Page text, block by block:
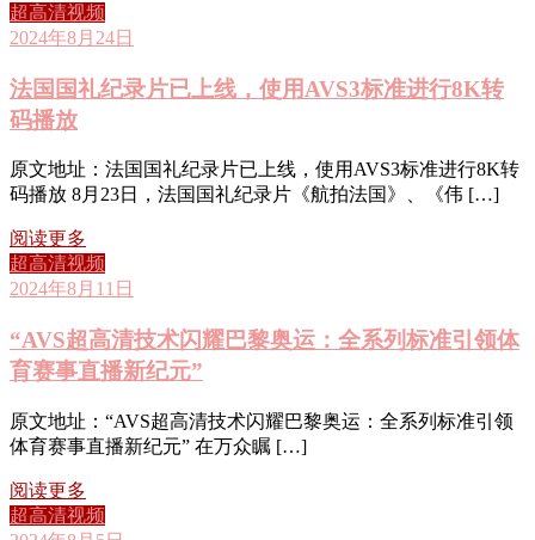
超高清视频
2024年8月24日
法国国礼纪录片已上线，使用AVS3标准进行8K转
码播放
原文地址：法国国礼纪录片已上线，使用AVS3标准进行8K转
码播放 8月23日，法国国礼纪录片《航拍法国》、《伟 […]
阅读更多
超高清视频
2024年8月11日
“AVS超高清技术闪耀巴黎奥运：全系列标准引领体
育赛事直播新纪元”
原文地址：“AVS超高清技术闪耀巴黎奥运：全系列标准引领
体育赛事直播新纪元” 在万众瞩 […]
阅读更多
超高清视频